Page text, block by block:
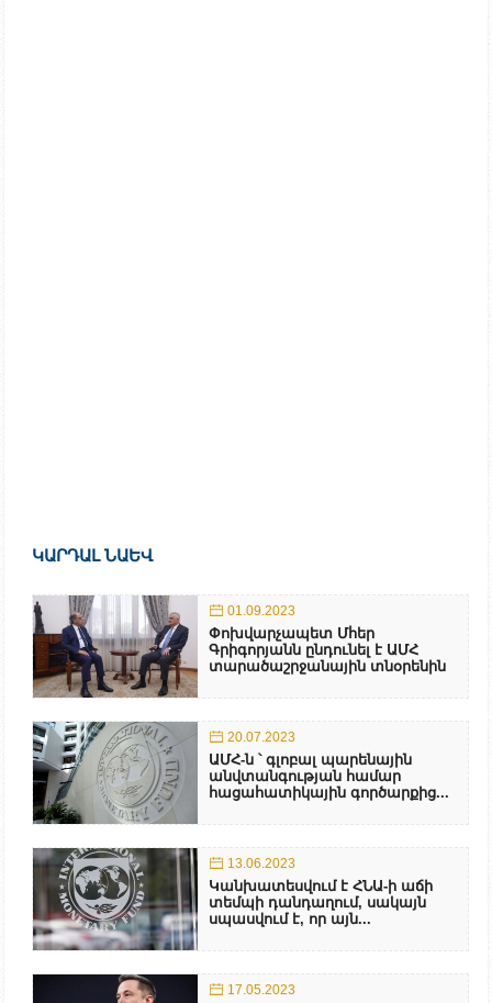
ԿԱՐԴԱԼ ՆԱԵՎ
01.09.2023
Փոխվարչապետ Մհեր
Գրիգորյանն ընդունել է ԱՄՀ
տարածաշրջանային տնօրենին
20.07.2023
ԱՄՀ-ն ՝ գլոբալ պարենային
անվտանգության համար
հացահատիկային գործարքից...
13.06.2023
Կանխատեսվում է ՀՆԱ-ի աճի
տեմպի դանդաղում, սակայն
սպասվում է, որ այն...
17.05.2023